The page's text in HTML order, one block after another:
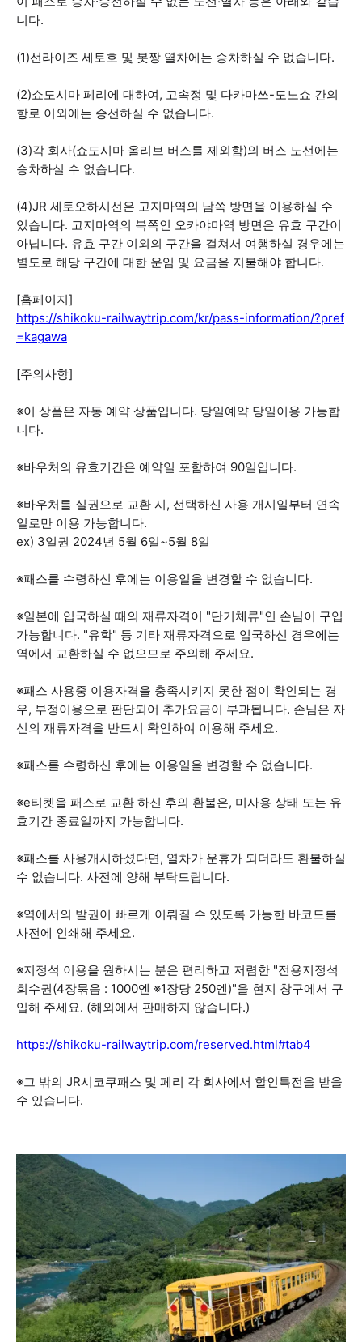
니다.
(1)선라이즈 세토호 및 봇짱 열차에는 승차하실 수 없습니다.
(2)쇼도시마 페리에 대하여, 고속정 및 다카마쓰-도노쇼 간의
항로 이외에는 승선하실 수 없습니다.
(3)각 회사(쇼도시마 올리브 버스를 제외함)의 버스 노선에는
승차하실 수 없습니다.
(4)JR 세토오하시선은 고지마역의 남쪽 방면을 이용하실 수
있습니다. 고지마역의 북쪽인 오카야마역 방면은 유효 구간이
아닙니다. 유효 구간 이외의 구간을 걸쳐서 여행하실 경우에는
별도로 해당 구간에 대한 운임 및 요금을 지불해야 합니다.
[홈페이지]
https://shikoku-railwaytrip.com/kr/pass-information/?pref
=kagawa
[주의사항]
※이 상품은 자동 예약 상품입니다. 당일예약 당일이용 가능합
니다.
※바우처의 유효기간은 예약일 포함하여 90일입니다.
※바우처를 실권으로 교환 시, 선택하신 사용 개시일부터 연속
일로만 이용 가능합니다.
ex) 3일권 2024년 5월 6일~5월 8일
※패스를 수령하신 후에는 이용일을 변경할 수 없습니다.
※일본에 입국하실 때의 재류자격이 "단기체류"인 손님이 구입
가능합니다. "유학" 등 기타 재류자격으로 입국하신 경우에는
역에서 교환하실 수 없으므로 주의해 주세요.
※패스 사용중 이용자격을 충족시키지 못한 점이 확인되는 경
우, 부정이용으로 판단되어 추가요금이 부과됩니다. 손님은 자
신의 재류자격을 반드시 확인하여 이용해 주세요.
※패스를 수령하신 후에는 이용일을 변경할 수 없습니다.
※e티켓을 패스로 교환 하신 후의 환불은, 미사용 상태 또는 유
효기간 종료일까지 가능합니다.
※패스를 사용개시하셨다면, 열차가 운휴가 되더라도 환불하실
수 없습니다. 사전에 양해 부탁드립니다.
※역에서의 발권이 빠르게 이뤄질 수 있도록 가능한 바코드를
사전에 인쇄해 주세요.
※지정석 이용을 원하시는 분은 편리하고 저렴한 "전용지정석
회수권(4장묶음 : 1000엔 ※1장당 250엔)"을 현지 창구에서 구
입해 주세요. (해외에서 판매하지 않습니다.)
https://shikoku-railwaytrip.com/reserved.html#tab4
※그 밖의 JR시코쿠패스 및 페리 각 회사에서 할인특전을 받을
수 있습니다.